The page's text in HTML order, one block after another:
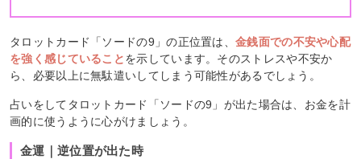
タロットカード「ソードの9」の正位置は、金銭面での不安や心配
を強く感じていることを示しています。そのストレスや不安か
ら、必要以上に無駄遣いしてしまう可能性があるでしょう。
占いをしてタロットカード「ソードの9」が出た場合は、お金を計
画的に使うように心がけましょう。
金運｜逆位置が出た時